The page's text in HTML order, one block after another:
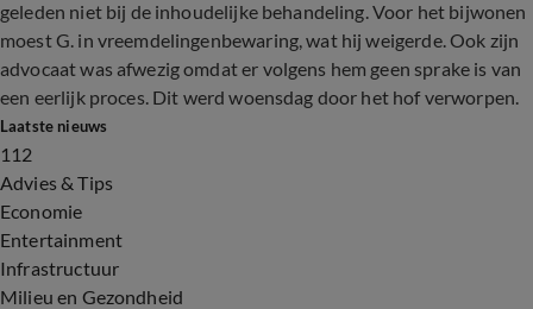
geleden niet bij de inhoudelijke behandeling. Voor het bijwonen
moest G. in vreemdelingenbewaring, wat hij weigerde. Ook zijn
advocaat was afwezig omdat er volgens hem geen sprake is van
een eerlijk proces. Dit werd woensdag door het hof verworpen.
Laatste nieuws
112
Advies & Tips
Economie
Entertainment
Infrastructuur
Milieu en Gezondheid